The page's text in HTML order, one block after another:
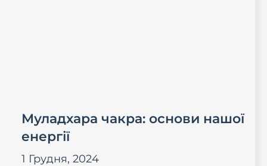
Муладхара чакра: основи нашої
енергії
1 Грудня, 2024